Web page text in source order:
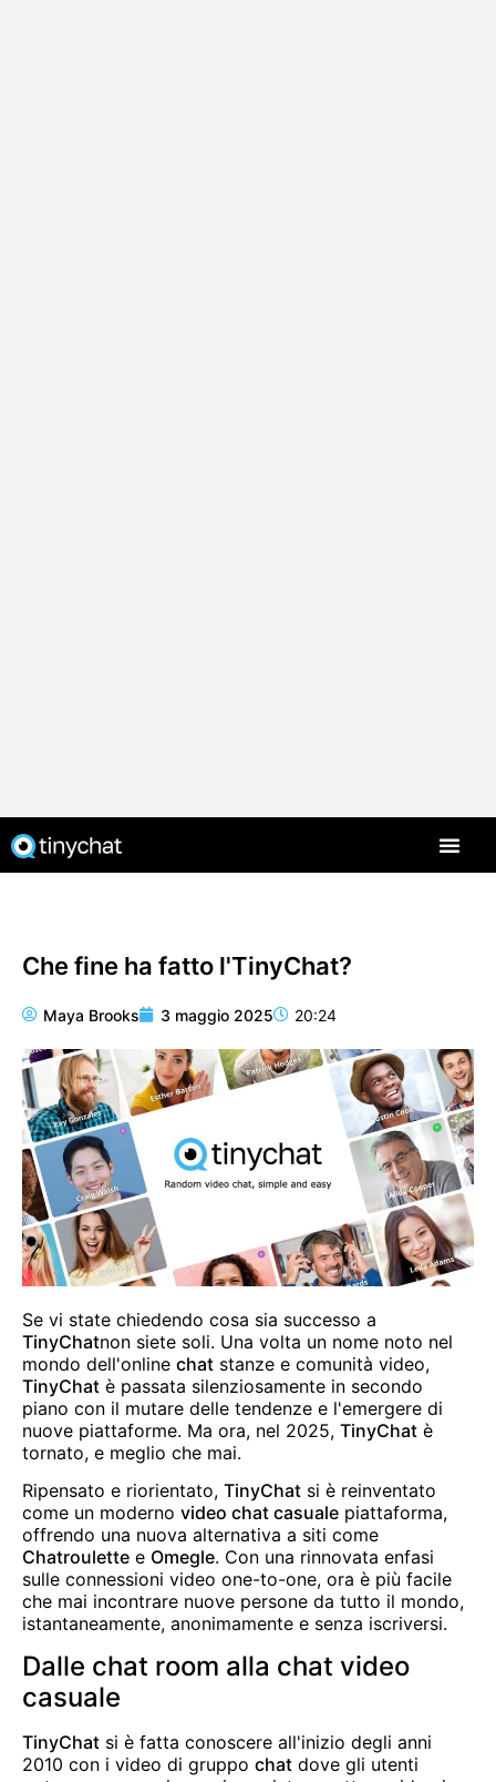
Che fine ha fatto l'TinyChat?
Maya Brooks 3 maggio 2025 20:24
Se vi state chiedendo cosa sia successo a
TinyChatnon siete soli. Una volta un nome noto nel
mondo dell'online chat stanze e comunità video,
TinyChat è passata silenziosamente in secondo
piano con il mutare delle tendenze e l'emergere di
nuove piattaforme. Ma ora, nel 2025, TinyChat è
tornato, e meglio che mai.
Ripensato e riorientato, TinyChat si è reinventato
come un moderno video chat casuale piattaforma,
offrendo una nuova alternativa a siti come
Chatroulette e Omegle. Con una rinnovata enfasi
sulle connessioni video one-to-one, ora è più facile
che mai incontrare nuove persone da tutto il mondo,
istantaneamente, anonimamente e senza iscriversi.
Dalle chat room alla chat video
casuale
TinyChat si è fatta conoscere all'inizio degli anni
2010 con i video di gruppo chat dove gli utenti